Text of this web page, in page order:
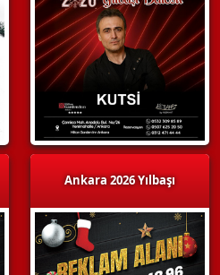
Ankara 2026 Yılbaşı